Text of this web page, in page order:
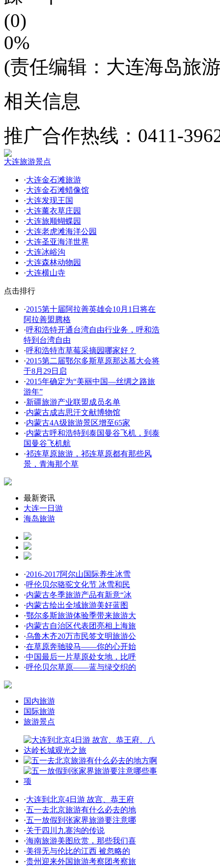
(0)
0%
(责任编辑：大连海岛旅
相关信息
推广合作热线：0411-
大连旅游景点
·大连金石滩旅游
·大连金石滩蜡像馆
·大连发现王国
·大连薰衣草庄园
·大连旅顺蝴蝶园
·大连老虎滩海洋公园
·大连圣亚海洋世界
·大连冰峪沟
·大连森林动物园
·大连横山寺
点击排行
·2015第十届阿拉善英雄会10月1日将在
阿拉善盟腾格
·呼和浩特开通台湾自由行业务，呼和浩
特到台湾自由
·呼和浩特市草莓采摘园哪家好？
·2015第二届鄂尔多斯草原那达慕大会将
于8月29日启
·2015年确定为“美丽中国—丝绸之路旅
游年”
·新疆旅游产业联盟成员名单
·内蒙古成吉思汗文献博物馆
·内蒙古4A级旅游景区增至65家
·内蒙古呼和浩特到泰国曼谷飞机，到泰
国曼谷飞机航
·祁连草原旅游，祁连草原都有那些风
景，青海那个草
最新资讯
大连一日游
海岛旅游
·2016-2017阿尔山国际养生冰雪
·呼伦贝尔骆驼文化节 冰雪和民
·内蒙古冬季旅游产品有新意“冰
·内蒙古绘出全域旅游美好蓝图
·鄂尔多斯旅游体验季带来旅游大
·内蒙古自治区代表团亮相上海旅
·乌鲁木齐20万市民签文明旅游公
·在草原奔驰骏马——你的心开始
·中国最后一片草原处女地，比呼
·呼伦贝尔草原——蓝与绿交织的
国内旅游
国际旅游
旅游景点
·大连到北京4日游 故宫、恭王府
·五一去北京旅游有什么必去的地
·五一放假到张家界旅游要注意哪
·关于四川九寨沟的传说
·海南旅游美图欣赏，那些我们喜
·美得无与伦比的江西 被忽略的
·贵州迎来外国旅游考察团考察旅